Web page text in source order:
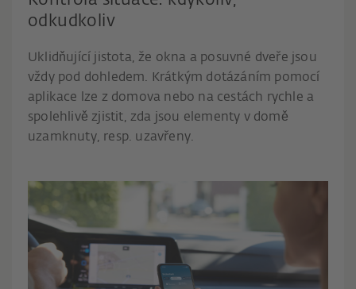
odkudkoliv
Uklidňující jistota, že okna a posuvné dveře jsou
vždy pod dohledem. Krátkým dotázáním pomocí
aplikace lze z domova nebo na cestách rychle a
spolehlivě zjistit, zda jsou elementy v domě
uzamknuty, resp. uzavřeny.